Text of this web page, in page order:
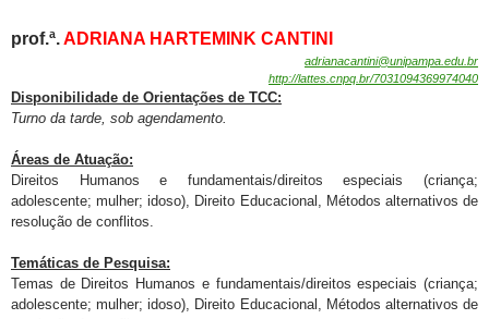
prof.ª.ADRIANA HARTEMINK CANTINI
adrianacantini@unipampa.edu.br
http://lattes.cnpq.br/7031094369974040
Disponibilidade de Orientações de TCC:
Turno da tarde, sob agendamento.
Áreas de Atuação:
Direitos Humanos e fundamentais/direitos especiais (criança;
adolescente; mulher; idoso), Direito Educacional, Métodos alternativos de
resolução de conflitos.
Temáticas de Pesquisa:
Temas de Direitos Humanos e fundamentais/direitos especiais (criança;
adolescente; mulher; idoso), Direito Educacional, Métodos alternativos de